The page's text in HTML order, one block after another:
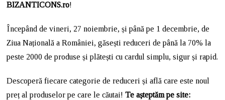
BIZANTICONS.ro!
Începând de vineri, 27 noiembrie, și până pe 1 decembrie, de
Ziua Națională a României, găsești reduceri de până la 70% la
peste 2000 de produse și plătești cu cardul simplu, sigur și rapid.
Descoperă fiecare categorie de reduceri și află care este noul
preț al produselor pe care le căutai!Te așteptăm pe site: